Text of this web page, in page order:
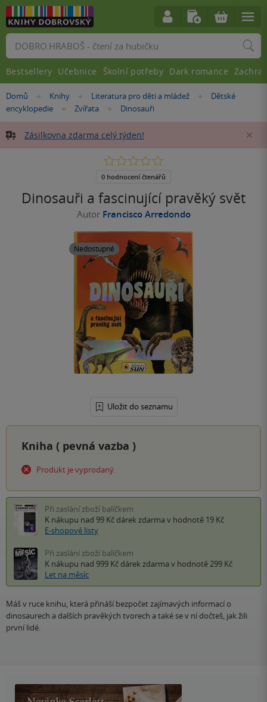
Nacházíte
se
Domů »Knihy »Literatura pro děti a mládež »
Dětské
encyklopedie
»
Zvířata »
Dinosauři
Zásilkovna zdarma celý týden!
Dinosauři a fascinující pravěký svět
Autor Francisco Arredondo
Nedostupné
Uložit do seznamu
0.0
5
0 hodnocení čtenářů
Kniha ( pevná vazba )
Produkt je vyprodaný.
Při zaslání zboží balíčkem
K nákupu nad 99 Kč dárek zdarma v hodnotě 19 Kč
E-shopové listy
Při zaslání zboží balíčkem
K nákupu nad 999 Kč dárek zdarma v hodnotě 299 Kč
Let na měsíc
Máš v ruce knihu, která přináší bezpočet zajímavých informací o
dinosaurech a dalších pravěkých tvorech a také se v ní dočteš, jak žili
první lidé.
Vyhledávání
Bestsellery Učebnice Školní potřeby Dark romance